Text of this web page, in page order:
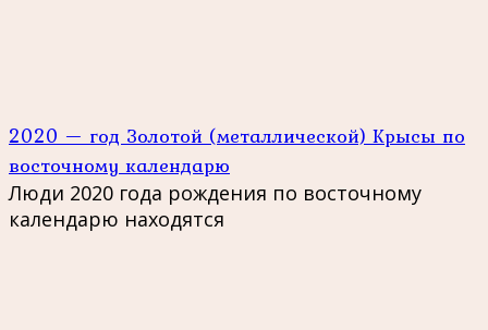
2020 — год Золотой (металлической) Крысы по
восточному календарю
Люди 2020 года рождения по восточному
календарю находятся